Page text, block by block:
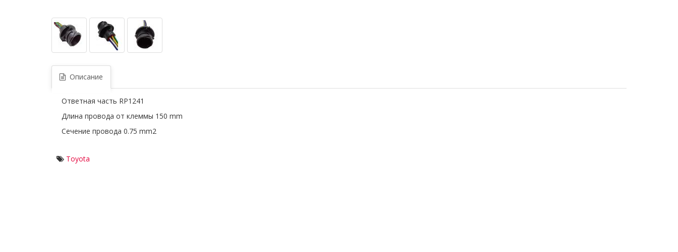
Описание
Ответная часть RP1241
Длина провода от клеммы 150 mm
Сечение провода 0.75 mm2
Toyota